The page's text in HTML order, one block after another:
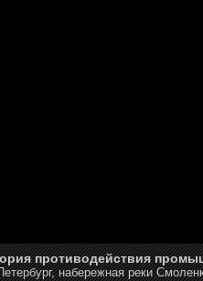
противодействия
набережная реки